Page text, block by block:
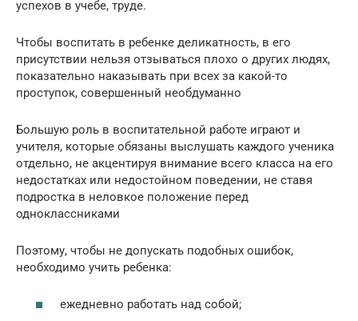
успехов в учебе, труде.
Чтобы воспитать в ребенке деликатность, в его
присутствии нельзя отзываться плохо о других людях,
показательно наказывать при всех за какой-то
проступок, совершенный необдуманно
Большую роль в воспитательной работе играют и
учителя, которые обязаны выслушать каждого ученика
отдельно, не акцентируя внимание всего класса на его
недостатках или недостойном поведении, не ставя
подростка в неловкое положение перед
одноклассниками
Поэтому, чтобы не допускать подобных ошибок,
необходимо учить ребенка:
ежедневно работать над собой;